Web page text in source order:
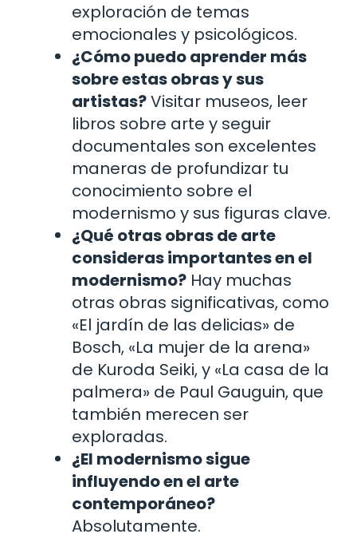
exploración de temas
emocionales y psicológicos.
¿Cómo puedo aprender más
sobre estas obras y sus
artistas?Visitar museos, leer
libros sobre arte y seguir
documentales son excelentes
maneras de profundizar tu
conocimiento sobre el
modernismo y sus figuras clave.
¿Qué otras obras de arte
consideras importantes en el
modernismo? Hay muchas
otras obras significativas, como
«El jardín de las delicias» de
Bosch, «La mujer de la arena»
de Kuroda Seiki, y «La casa de la
palmera» de Paul Gauguin, que
también merecen ser
exploradas.
¿El modernismo sigue
influyendo en el arte
contemporáneo?
Absolutamente.